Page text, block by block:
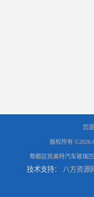
您
版权所有 ©2026-
郫都区凯美特汽车玻璃
技术支持： 八方资源